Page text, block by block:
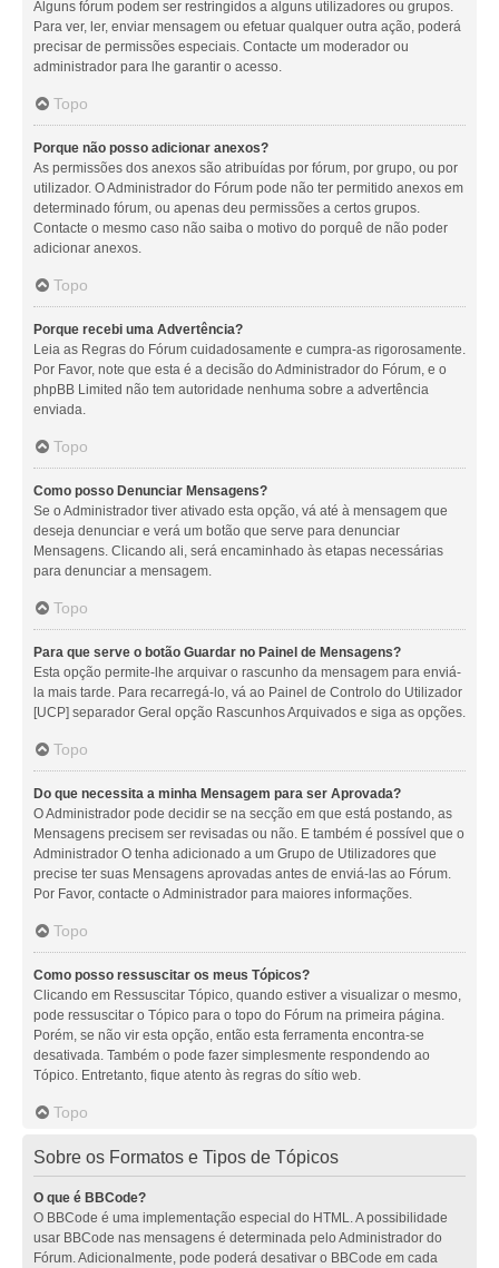
Alguns fórum podem ser restringidos a alguns utilizadores ou grupos.
Para ver, ler, enviar mensagem ou efetuar qualquer outra ação, poderá
precisar de permissões especiais. Contacte um moderador ou
administrador para lhe garantir o acesso.
Topo
Porque não posso adicionar anexos?
As permissões dos anexos são atribuídas por fórum, por grupo, ou por
utilizador. O Administrador do Fórum pode não ter permitido anexos em
determinado fórum, ou apenas deu permissões a certos grupos.
Contacte o mesmo caso não saiba o motivo do porquê de não poder
adicionar anexos.
Topo
Porque recebi uma Advertência?
Leia as Regras do Fórum cuidadosamente e cumpra-as rigorosamente.
Por Favor, note que esta é a decisão do Administrador do Fórum, e o
phpBB Limited não tem autoridade nenhuma sobre a advertência
enviada.
Topo
Como posso Denunciar Mensagens?
Se o Administrador tiver ativado esta opção, vá até à mensagem que
deseja denunciar e verá um botão que serve para denunciar
Mensagens. Clicando ali, será encaminhado às etapas necessárias
para denunciar a mensagem.
Topo
Para que serve o botão Guardar no Painel de Mensagens?
Esta opção permite-lhe arquivar o rascunho da mensagem para enviá-
la mais tarde. Para recarregá-lo, vá ao Painel de Controlo do Utilizador
[UCP] separador Geral opção Rascunhos Arquivados e siga as opções.
Topo
Do que necessita a minha Mensagem para ser Aprovada?
O Administrador pode decidir se na secção em que está postando, as
Mensagens precisem ser revisadas ou não. E também é possível que o
Administrador O tenha adicionado a um Grupo de Utilizadores que
precise ter suas Mensagens aprovadas antes de enviá-las ao Fórum.
Por Favor, contacte o Administrador para maiores informações.
Topo
Como posso ressuscitar os meus Tópicos?
Clicando em Ressuscitar Tópico, quando estiver a visualizar o mesmo,
pode ressuscitar o Tópico para o topo do Fórum na primeira página.
Porém, se não vir esta opção, então esta ferramenta encontra-se
desativada. Também o pode fazer simplesmente respondendo ao
Tópico. Entretanto, fique atento às regras do sítio web.
Topo
Sobre os Formatos e Tipos de Tópicos
O que é BBCode?
O BBCode é uma implementação especial do HTML. A possibilidade
usar BBCode nas mensagens é determinada pelo Administrador do
Fórum. Adicionalmente, pode poderá desativar o BBCode em cada